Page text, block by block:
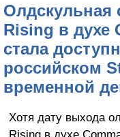
Олдскульная
Rising в духе
стала
российском
временной
Хотя дату выхода
Rising в духе